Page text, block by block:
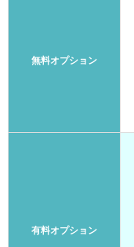
無料オプション
有料オプション